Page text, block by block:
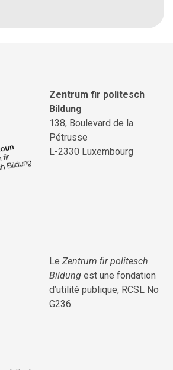
Zentrum fir politesch
Bildung
138, Boulevard de la
Pétrusse
L-2330 Luxembourg
Le Zentrum fir politesch
Bildung est une fondation
d’utilité publique, RCSL No
G236.